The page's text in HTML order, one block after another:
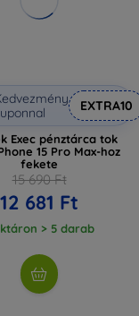
EXTRA10
Exec pénztárca tok
15 Pro Max-hoz
fekete
15 690 Ft
12 681 Ft
> 5 darab